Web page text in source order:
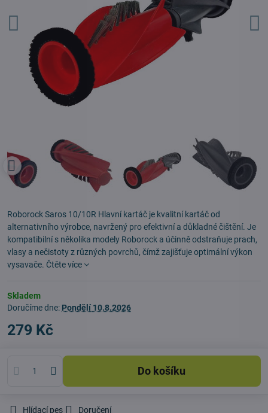
Roborock Saros 10/10R Hlavní kartáč je kvalitní kartáč od
alternativního výrobce, navržený pro efektivní a důkladné čištění. Je
kompatibilní s několika modely Roborock a účinně odstraňuje prach,
vlasy a nečistoty z různých povrchů, čímž zajišťuje optimální výkon
vysavače. Čtěte více
Skladem
Doručíme dne: Pondělí 10.8.2026
279 Kč
Do košíku
Hlídací pes Doručení